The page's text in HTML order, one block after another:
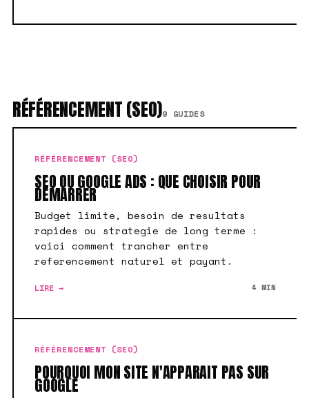
RÉFÉRENCEMENT (SEO)9 GUIDES
RÉFÉRENCEMENT (SEO)
SEO OU GOOGLE ADS : QUE CHOISIR POUR
DEMARRER
Budget limite, besoin de resultats
rapides ou strategie de long terme :
voici comment trancher entre
referencement naturel et payant.
LIRE → 4 MIN
RÉFÉRENCEMENT (SEO)
POURQUOI MON SITE N'APPARAIT PAS SUR
GOOGLE